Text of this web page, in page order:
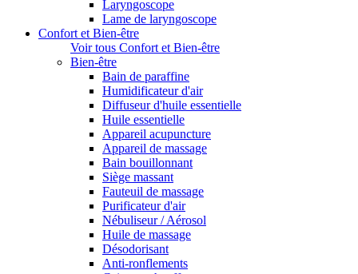
Laryngoscope
Lame de laryngoscope
Confort et Bien-être
Voir tous Confort et Bien-être
Bien-être
Bain de paraffine
Humidificateur d'air
Diffuseur d'huile essentielle
Huile essentielle
Appareil acupuncture
Appareil de massage
Bain bouillonnant
Siège massant
Fauteuil de massage
Purificateur d'air
Nébuliseur / Aérosol
Huile de massage
Désodorisant
Anti-ronflements